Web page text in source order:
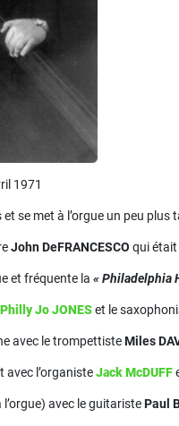
1971
se met à l’orgue un peu plus
John DeFRANCESCO qui
et fréquente la « Philadelphia
Philly Jo JONESet le
avec le trompettisteMiles
l’organisteJack McDUFF
avec le guitaristePaul